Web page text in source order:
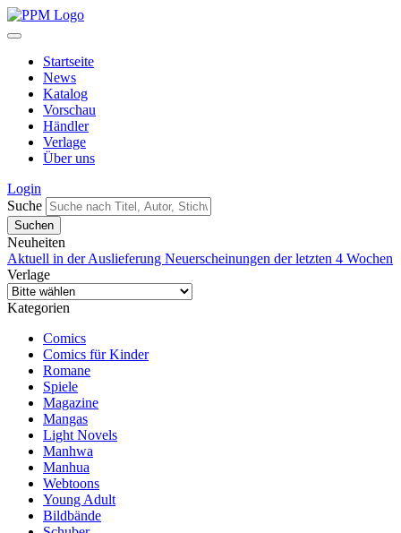
Startseite
News
Katalog
Vorschau
Händler
Verlage
Über uns
Login
Suche
Neuheiten
Aktuell in der Auslieferung Neuerscheinungen der letzten 4 Wochen
Verlage
Kategorien
Comics
Comics für Kinder
Romane
Spiele
Magazine
Mangas
Light Novels
Manhwa
Manhua
Webtoons
Young Adult
Bildbände